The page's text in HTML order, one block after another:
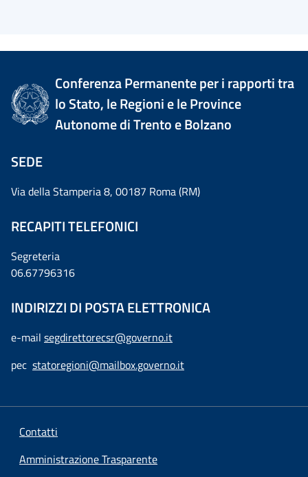
Conferenza Permanente per i rapporti tra
lo Stato, le Regioni e le Province
Autonome di Trento e Bolzano
SEDE
Via della Stamperia 8, 00187 Roma (RM)
RECAPITI TELEFONICI
Segreteria
06.67796316
INDIRIZZI DI POSTA ELETTRONICA
e-mail segdirettorecsr@governo.it
pec statoregioni@mailbox.governo.it
Contatti
Amministrazione Trasparente